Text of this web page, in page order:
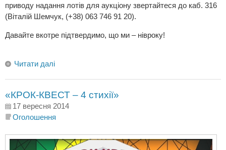
приводу надання лотів для аукціону звертайтеся до каб. 316
(Віталій Шемчук, (+38) 063 746 91 20).
Давайте вкотре підтвердимо, що ми – нівроку!
Читати далі
«КРОК-КВЕСТ – 4 стихії»
17 вересня 2014
Оголошення